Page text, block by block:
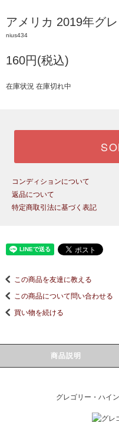
アメリカ 2019年グ
nius434
160円(税込)
在庫状況 在庫切れ中
コンディションについて
返品について
特定商取引法に基づく表記
この商品を友達に教える
この商品について問い合わせる
買い物を続ける
商品説明
グレゴリー・ハ